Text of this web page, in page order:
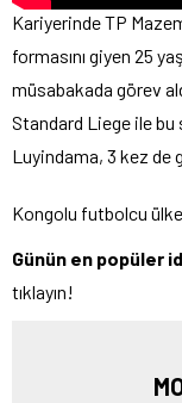
Kariyerinde TP
formasını giyen 25
müsabakada görev
Standard Liege ile bu
Luyindama, 3 kez de
Kongolu futbolcu
Günün en popüler
tıklayın!